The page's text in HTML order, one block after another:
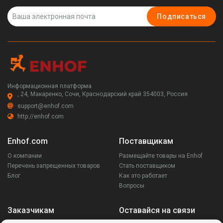
Подписаться
Информационная платформа
, 24, Макаренко, Сочи, Краснодарский край 354003, Россия
support@enhof.com
http://enhof.com
Enhof.com
О компании
Перечень запрещенных товаров
Блог
Поставщикам
Размещайте товары на Enhof
Стать поставщиком
Как это работает
Вопросы
Заказчикам Оставайся на связи